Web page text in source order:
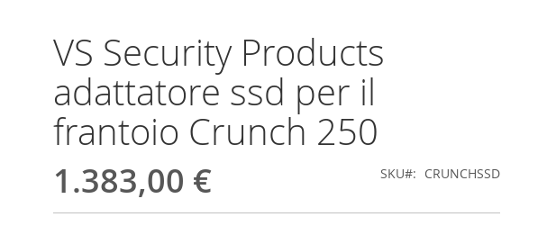
VS Security Products
adattatore ssd per il
frantoio Crunch 250
1.383,00 € SKU CRUNCHSSD